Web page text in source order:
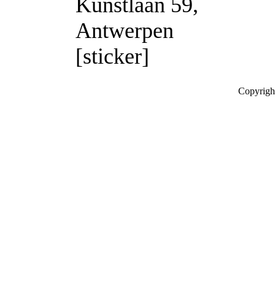
Antwerpen
[sticker]